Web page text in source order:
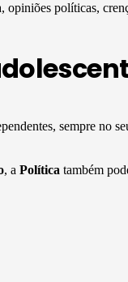
políticas,
sempre no
, a Política também